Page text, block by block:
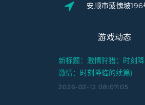
安顺市菠愧坡196
游戏动态
新标题：激情狩猎：时刻
激情：时刻降临的续篇)
2026-02-12 08:07:05